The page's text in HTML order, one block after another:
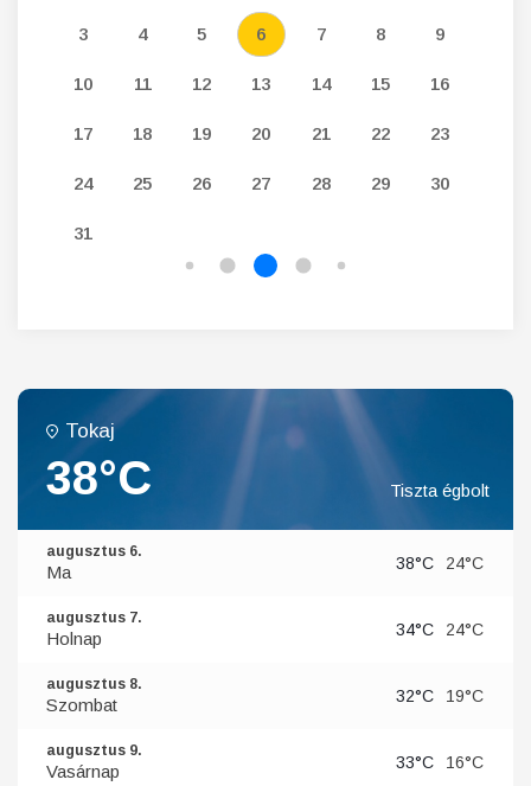
3 4 5 6 7 8 9
10 11 12 13 14 15 16
17 18 19 20 21 22 23
24 25 26 27 28 29 30
31
Tokaj
38°C Tiszta égbolt
augusztus 6.
Ma 38°C 24°C
augusztus 7.
Holnap 34°C 24°C
augusztus 8.
Szombat 32°C 19°C
augusztus 9.
Vasárnap 33°C 16°C